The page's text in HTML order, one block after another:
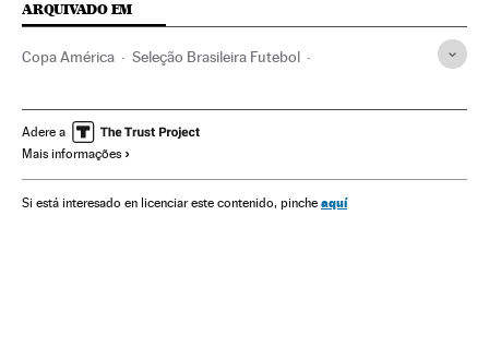
ARQUIVADO EM
Copa América Seleção Brasileira Futebol
América Latina América
Seleção colombiana futebol
Copa América 2015 Selección colombiana
Adere a
Mais informações
Si está interesado en licenciar este contenido, pinche aquí